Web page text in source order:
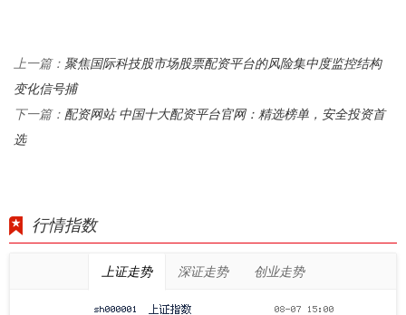
上一篇： 聚焦国际科技股市场股票配资平台的风险集中度监控结构
变化信号捕
下一篇： 配资网站 中国十大配资平台官网：精选榜单，安全投资首
选
行情指数
上证走势 深证走势 创业走势